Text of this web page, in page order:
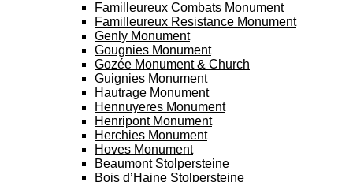
Familleureux Combats Monument
Familleureux Resistance Monument
Genly Monument
Gougnies Monument
Gozée Monument & Church
Guignies Monument
Hautrage Monument
Hennuyeres Monument
Henripont Monument
Herchies Monument
Hoves Monument
Beaumont Stolpersteine
Bois d’Haine Stolpersteine